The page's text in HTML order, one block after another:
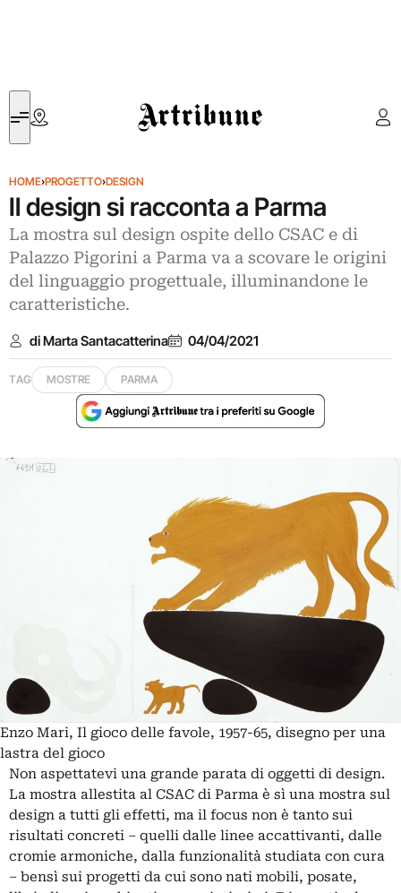
Artribune
HOME›PROGETTO›DESIGN
Il design si racconta a Parma
La mostra sul design ospite dello CSAC e di
Palazzo Pigorini a Parma va a scovare le origini
del linguaggio progettuale, illuminandone le
caratteristiche.
di Marta Santacatterina 04/04/2021
TAG MOSTRE PARMA
Enzo Mari, Il gioco delle favole, 1957-65, disegno per una
lastra del gioco
Non aspettatevi una grande parata di oggetti di design.
La mostra allestita al CSAC di Parma è sì una mostra sul
design a tutti gli effetti, ma il focus non è tanto sui
risultati concreti – quelli dalle linee accattivanti, dalle
cromie armoniche, dalla funzionalità studiata con cura
– bensì sui progetti da cui sono nati mobili, posate,